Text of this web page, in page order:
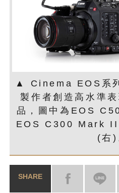
▲ Cinema EOS系
製作者創造高水準
品，圖中為EOS
EOS C300 Mark III
(右)
SHARE